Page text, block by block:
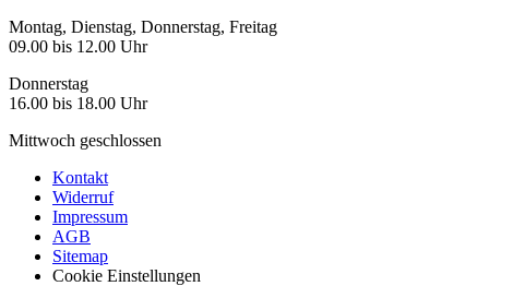
Montag, Dienstag, Donnerstag, Freitag
09.00 bis 12.00 Uhr
Donnerstag
16.00 bis 18.00 Uhr
Mittwoch geschlossen
Kontakt
Widerruf
Impressum
AGB
Sitemap
Cookie Einstellungen